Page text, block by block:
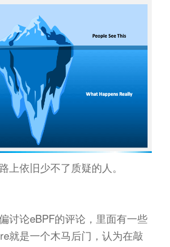
上依旧少不了质疑的人。
讨论eBPF的评论，里面有一些
就是一个木马后门，认为在敲